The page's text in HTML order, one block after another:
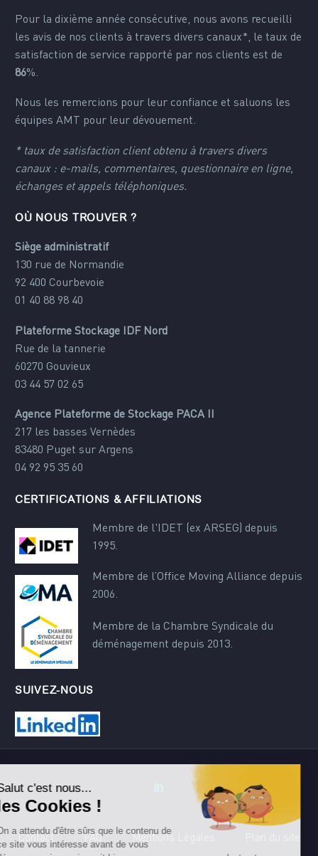
Pour la dixième année consécutive, nous avons recueilli
les avis de nos clients à travers divers canaux*, le taux de
satisfaction de service rapporté par nos clients est de
86%.
Nous les remercions pour leur confiance et saluons les
équipes AMT pour leur dévouement.
* taux de satisfaction client obtenu à travers divers
canaux : e-mails, commentaires, questionnaire en ligne,
échanges et appels téléphoniques.
OÙ NOUS TROUVER ?
Siège administratif
130 rue de Normandie
92 400 Courbevoie
01 40 88 98 40
Plateforme Stockage IDF Nord
Rue de la tannerie
60270 Gouvieux
03 44 57 02 65
Agence Plateforme de Stockage PACA II
217 les basses Vernèdes
83480 Puget sur Argens
04 92 95 35 60
CERTIFICATIONS & AFFILIATIONS
Membre de l'IDET (ex ARSEG) depuis
1995.
Membre de l’Office Moving Alliance depuis
2006.
Membre de la Chambre Syndicale du
déménagement depuis 2013.
SUIVEZ-NOUS
Contact FAQ